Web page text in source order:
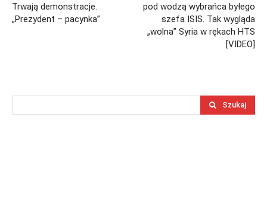
Trwają demonstracje.
„Prezydent – pacynka”
pod wodzą wybrańca byłego
szefa ISIS. Tak wygląda
„wolna” Syria w rękach HTS
[VIDEO]
Szukaj